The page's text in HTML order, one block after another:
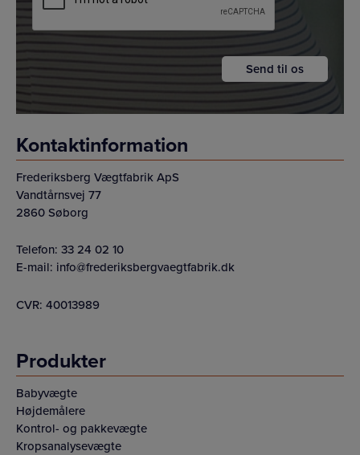
Kontaktinformation
Frederiksberg Vægtfabrik ApS
Vandtårnsvej 77
2860 Søborg
Telefon: 33 24 02 10
E-mail: info@frederiksbergvaegtfabrik.dk
CVR: 40013989
Produkter
Babyvægte
Højdemålere
Kontrol- og pakkevægte
Kropsanalysevægte